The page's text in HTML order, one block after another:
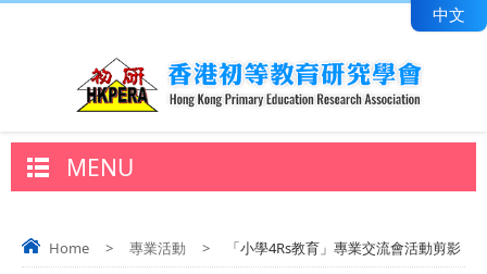
中文
MENU
Home > 專業活動 > 「小學4Rs教育」專業交流會活動剪影